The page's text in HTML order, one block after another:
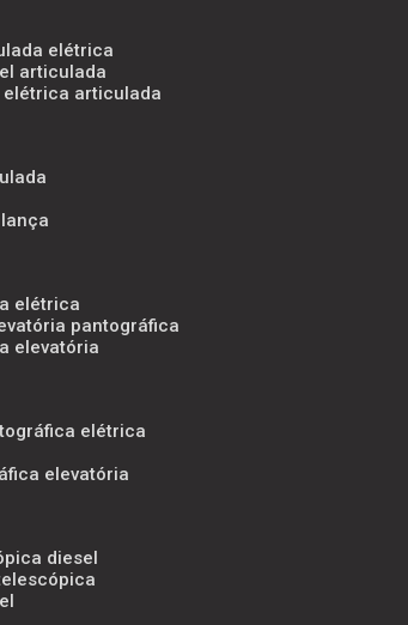
elétrica
articulada
articulada
elétrica
pantográfica
elevatória
elétrica
elevatória
diesel